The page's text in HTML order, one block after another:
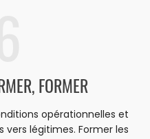
FORMER
opérationnelles et
légitimes. Former les